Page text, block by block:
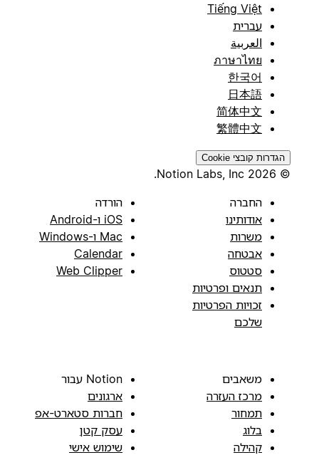
Tiếng Việt
עברית
العربية
ภาษาไทย
한국어
日本語
简体中文
繁體中文
הגדרות קובצי Cookie
החברה
אודותינו
משרות
אבטחה
סטטוס
תנאים ופרטיות
זכויות הפרטיות
שלכם
הורדה
iOS ו-Android
Mac ו-Windows
Calendar
Web Clipper
משאבים
מרכז העזרה
תמחור
בלוג
קהילה
Notion עבור
ארגונים
חברות סטארט-אפ
עסק קטן
שימוש אישי